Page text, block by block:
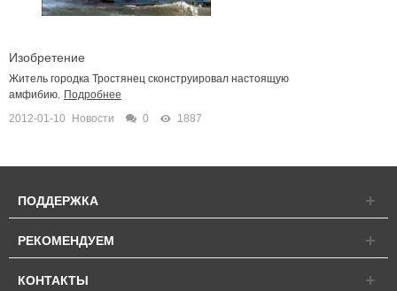
Изобретение
Житель городка Тростянец сконструировал настоящую
амфибию. Подробнее
2012-01-10
Новости 0 1887
ПОДДЕРЖКА
РЕКОМЕНДУЕМ
КОНТАКТЫ